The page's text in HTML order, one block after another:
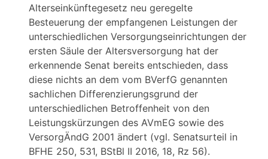
Alterseinkünftegesetz neu geregelte
Besteuerung der empfangenen Leistungen der
unterschiedlichen Versorgungseinrichtungen der
ersten Säule der Altersversorgung hat der
erkennende Senat bereits entschieden, dass
diese nichts an dem vom BVerfG genannten
sachlichen Differenzierungsgrund der
unterschiedlichen Betroffenheit von den
Leistungskürzungen des AVmEG sowie des
VersorgÄndG 2001 ändert (vgl. Senatsurteil in
BFHE 250, 531, BStBl II 2016, 18, Rz 56).